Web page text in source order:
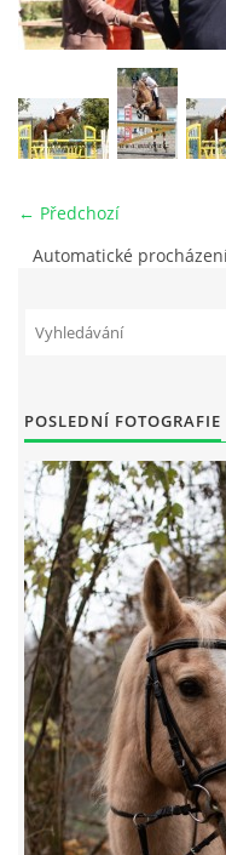
VIDEA
ODKAZY
CENÍK SLUŽEB
PŘISPĚVEK ČUS
NÁHRADNÍ TERMÍN
NEDOSTAVILI NA
ČLENOVÉ RYCHVALDU
7:4 (VELKÝ PÁTEK)
JARNÍ BRIGÁDA
DNE 17.11.2023
DĚKUJEME MĚSTU
← Předchozí
Automatické
POSLEDNÍ FOTOGRAFIE